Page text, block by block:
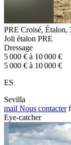
PRE Croisé, Étalon,
Joli étalon PRE
Dressage
5 000 € à 10 000 €
5 000 € à 10 000 €
ES
Sevilla
mail Nous contacter
Eye-catcher